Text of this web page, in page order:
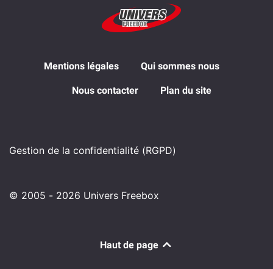
Mentions légales Qui sommes nous
Nous contacter Plan du site
Gestion de la confidentialité (RGPD)
© 2005 - 2026 Univers Freebox
Haut de page